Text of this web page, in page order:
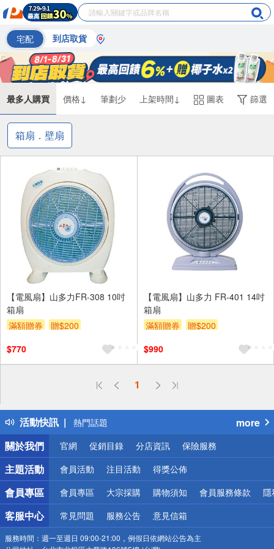
宅配 到店取貨
最多人購買 價格↓ 筆劃少 上架時間↓ 圖表 篩選
箱扇．壁扇
【電風扇】山多力FR-308 10吋
箱扇
滿額贈券
贈$200
$770
【電風扇】山多力 FR-401 14吋
箱扇
滿額贈券
贈$200
$990
1
活動快訊
偏遠地區配送
得獎公告
熱門話題
銀行優惠
偏遠地區配送
詐騙網頁！請小心！
more
關於我們
官網 促銷目錄 分店資訊 保險服務
主題活動 會員活動 注目活動 得獎公佈
會員專區 會員專區 大宗採購 購物須知 會員服務條款 隱
客服中心 常見問題 服務公告 意見信箱
服務時間： 週一至週日 09:00-21:00，例假日依網站公告為主